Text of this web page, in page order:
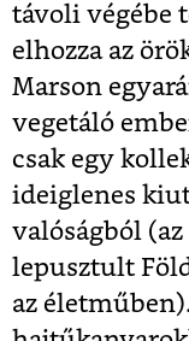
távoli végébe
elhozza az
Marson
vegetáló
csak egy
ideiglenes
valóságból
lepusztult
az